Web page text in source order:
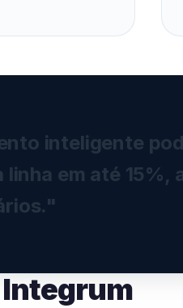
inteligente
linha em até
Integrum